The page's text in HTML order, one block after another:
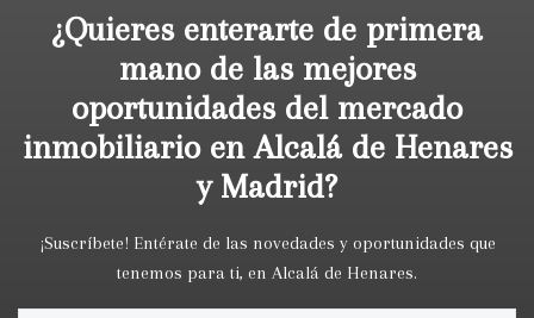
¿Quieres enterarte de primera
mano de las mejores
oportunidades del mercado
inmobiliario en Alcalá de Henares
y Madrid?
¡Suscríbete! Entérate de las novedades y oportunidades que
tenemos para ti, en Alcalá de Henares.